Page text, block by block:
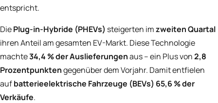
entspricht.
DiePlug-in-Hybride (PHEVs) steigerten imzweiten Quartal
ihren Anteil am gesamten EV-Markt. Diese Technologie
machte34,4 % der Auslieferungenaus – ein Plus von2,8
Prozentpunktengegenüber dem Vorjahr. Damit entfielen
aufbatterieelektrische Fahrzeuge (BEVs) 65,6 % der
Verkäufe.